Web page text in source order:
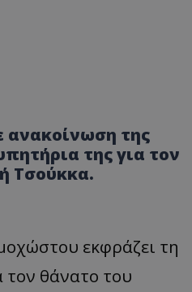
ανακοίνωση της
της για τον
Τσούκκα.
εκφράζει τη
τον θάνατο του